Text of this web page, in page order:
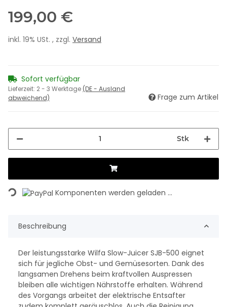
199,00 €
inkl. 19% USt. , zzgl. Versand
Sofort verfügbar
Lieferzeit: 2 - 3 Werktage (DE - Ausland
abweichend)
Frage zum Artikel
Stk
Loading... Komponenten werden geladen ...
Beschreibung
Der leistungsstarke Wilfa Slow-Juicer SJB-500 eignet
sich für jegliche Obst- und Gemüsesorten. Dank des
langsamen Drehens beim kraftvollen Auspressen
bleiben alle wichtigen Nährstoffe erhalten. Während
des Vorgangs arbeitet der elektrische Entsafter